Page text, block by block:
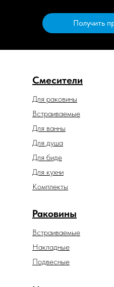
Получить
Смесители
Раковины
Встраиваемые
Накладные
Подвесные
Встраиваемые
Для биде
Для ванны
Для душа
Для раковины
Для кухни
Комплекты